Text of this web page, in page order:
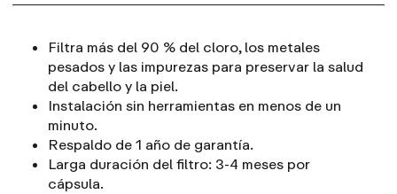
Filtra más del 90 % del cloro, los metales
pesados y las impurezas para preservar la salud
del cabello y la piel.
Instalación sin herramientas en menos de un
minuto.
Respaldo de 1 año de garantía.
Larga duración del filtro: 3-4 meses por
cápsula.